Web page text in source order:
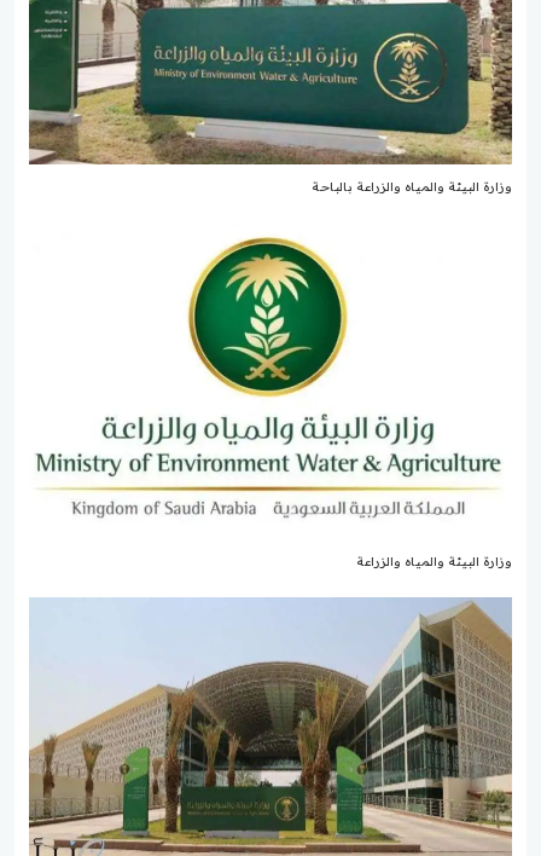
وزارة البيئة والمياه والزراعة بالباحة
وزارة البيئة والمياه والزراعة